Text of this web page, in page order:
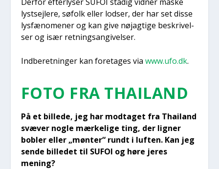
lyst­sej­le­re, søfolk eller lod­ser, der har set dis­se
lys­fæ­no­me­ner og kan give nøj­ag­ti­ge beskri­vel­
ser og især ret­nings­an­gi­vel­ser.
Ind­be­ret­nin­ger kan fore­ta­ges via www.ufo.dk.
FOTO FRA THAILAND
På et bil­le­de, jeg har mod­ta­get fra Thailand
svæ­ver nog­le mær­ke­li­ge ting, der lig­ner
bob­ler eller „mønt­er“ rundt i luf­ten. Kan jeg
sen­de bil­le­det til SUFOI og høre jeres
mening?